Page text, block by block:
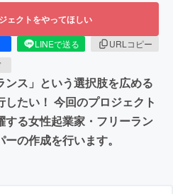
ェクトをやってほしい
LINEで送る
URLコピー
ス」という選択肢を広める
たい！ 今回のプロジェクト
る女性起業家・フリーラン
の作成を行います。